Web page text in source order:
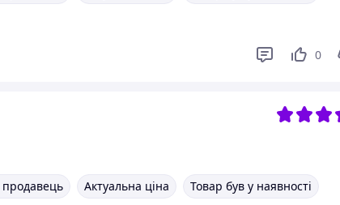
0
Актуальна ціна
Товар був у наявності